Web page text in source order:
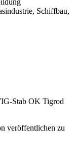
Schiffbau,
Stab OK Tigrod
veröffentlichen zu